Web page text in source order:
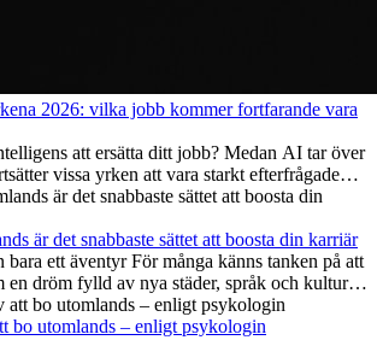
2026: vilka jobb kommer fortfarande vara
att ersätta ditt jobb? Medan AI tar över
vissa yrken att vara starkt efterfrågade
artikeln går vi igenom vilka yrken som anses
vilka kompetenser som kommer att vara
varför många av dessa jobb även erbjuder
utomlands.
är det snabbaste sättet att boosta din karriär
ett äventyr För många känns tanken på att
en dröm fylld av nya städer, språk och kulturer.
bo utomlands – enligt psykologin